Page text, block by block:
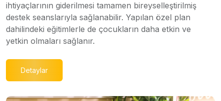
ihtiyaçlarının giderilmesi tamamen bireyselleştirilmiş
destek seanslarıyla sağlanabilir. Yapılan özel plan
dahilindeki eğitimlerle de çocukların daha etkin ve
yetkin olmaları sağlanır.
Detaylar